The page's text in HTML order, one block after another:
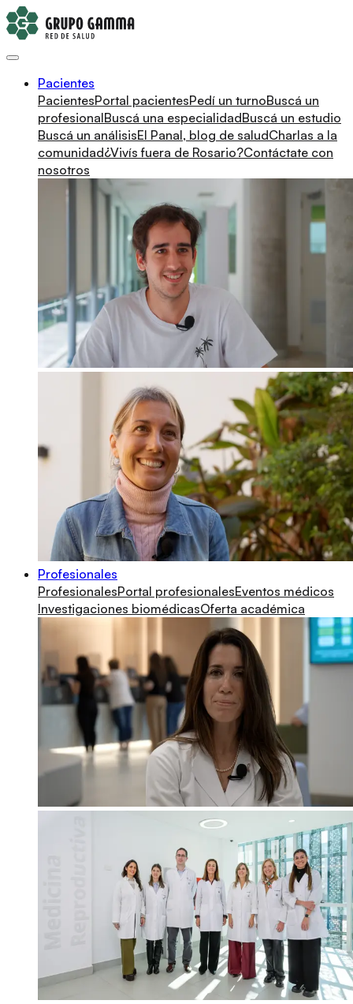
Pacientes
PacientesPortal pacientesPedí un turnoBuscá un
profesionalBuscá una especialidadBuscá un estudio
Buscá un análisisEl Panal, blog de saludCharlas a la
comunidad¿Vivís fuera de Rosario?Contáctate con
nosotros
Profesionales
ProfesionalesPortal profesionalesEventos médicos
Investigaciones biomédicasOferta académica